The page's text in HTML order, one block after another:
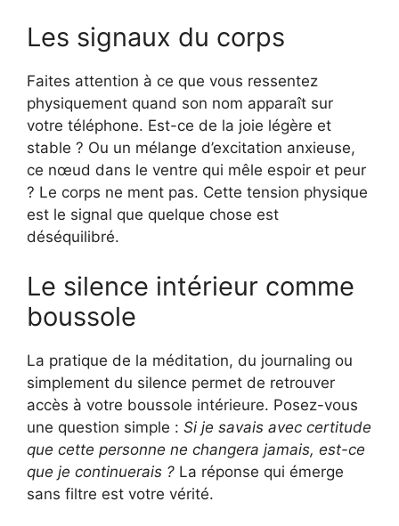
Les signaux du corps
Faites attention à ce que vous ressentez
physiquement quand son nom apparaît sur
votre téléphone. Est-ce de la joie légère et
stable ? Ou un mélange d’excitation anxieuse,
ce nœud dans le ventre qui mêle espoir et peur
? Le corps ne ment pas. Cette tension physique
est le signal que quelque chose est
déséquilibré.
Le silence intérieur comme
boussole
La pratique de la méditation, du journaling ou
simplement du silence permet de retrouver
accès à votre boussole intérieure. Posez-vous
une question simple : Si je savais avec certitude
que cette personne ne changera jamais, est-ce
que je continuerais ? La réponse qui émerge
sans filtre est votre vérité.